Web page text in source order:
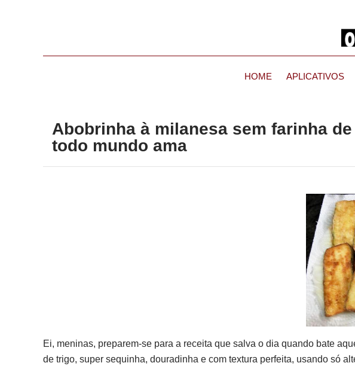
HOME APLICATIVOS
Abobrinha à milanesa sem farinha
todo mundo ama
Ei, meninas, preparem-se para a receita que salva o dia quando bate
de trigo, super sequinha, douradinha e com textura perfeita, usando só